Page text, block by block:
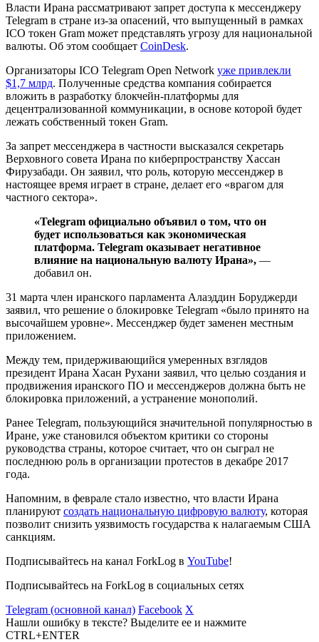
Власти Ирана рассматривают запрет доступа к мессенджеру
Telegram в стране из-за опасений, что выпущенный в рамках
ICO токен Gram может представлять угрозу для национальной
валюты. Об этом сообщает CoinDesk.
Организаторы ICO Telegram Open Network уже привлекли
$1,7 млрд. Полученные средства компания собирается
вложить в разработку блокчейн-платформы для
децентрализованной коммуникации, в основе которой будет
лежать собственный токен Gram.
За запрет мессенджера в частности высказался секретарь
Верховного совета Ирана по киберпространству Хассан
Фирузабади. Он заявил, что роль, которую мессенджер в
настоящее время играет в стране, делает его «врагом для
частного сектора».
«Telegram официально объявил о том, что он
будет использоваться как экономическая
платформа. Telegram оказывает негативное
влияние на национальную валюту Ирана», —
добавил он.
31 марта член иранского парламента Алаэддин Боруджерди
заявил, что решение о блокировке Telegram «было принято на
высочайшем уровне». Мессенджер будет заменен местным
приложением.
Между тем, придерживающийся умеренных взглядов
президент Ирана Хасан Рухани заявил, что целью создания и
продвижения иранского ПО и мессенджеров должна быть не
блокировка приложений, а устранение монополий.
Ранее Telegram, пользующийся значительной популярностью в
Иране, уже становился объектом критики со стороны
руководства страны, которое считает, что он сыграл не
последнюю роль в организации протестов в декабре 2017
года.
Напомним, в феврале стало известно, что власти Ирана
планируют создать национальную цифровую валюту, которая
позволит снизить уязвимость государства к налагаемым США
санкциям.
Подписывайтесь на канал ForkLog в YouTube!
Подписывайтесь на ForkLog в социальных сетях
Telegram (основной канал) Facebook X
Нашли ошибку в тексте? Выделите ее и нажмите
CTRL+ENTER